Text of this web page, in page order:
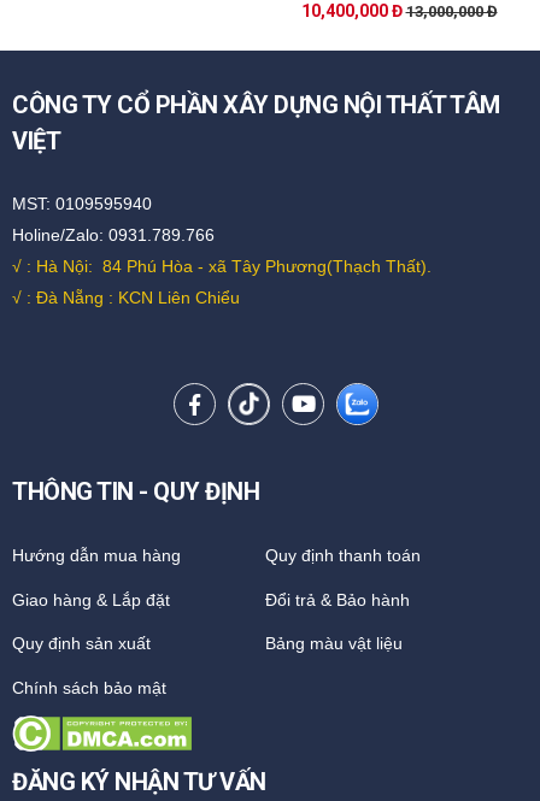
10,400,000 Đ 13,000,000 Đ
CÔNG TY CỔ PHẦN XÂY DỰNG NỘI THẤT TÂM
VIỆT
MST: 0109595940
Holine/Zalo: 0931.789.766
√ : Hà Nội: 84 Phú Hòa - xã Tây Phương(Thạch Thất).
√ : Đà Nẵng : KCN Liên Chiểu
THÔNG TIN - QUY ĐỊNH
Hướng dẫn mua hàng Quy định thanh toán
Giao hàng & Lắp đặt Đổi trả & Bảo hành
Quy định sản xuất Bảng màu vật liệu
Chính sách bảo mật
ĐĂNG KÝ NHẬN TƯ VẤN